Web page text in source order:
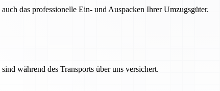
das professionelle Ein- und Auspacken Ihrer Umzugsgüter.
während des Transports über uns versichert.